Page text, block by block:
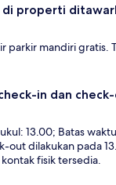
di properti
parkir mandiri gratis.
in dan
13.00; Batas
out dilakukan pada
fisik tersedia.